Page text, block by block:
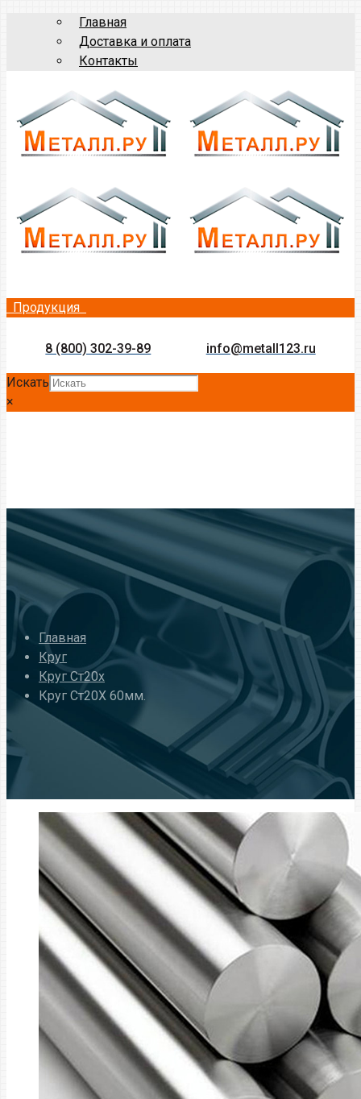
Главная
Доставка и оплата
Контакты
Продукция
8 (800) 302-39-89 info@metall123.ru
Искать
×
Главная
Круг
Круг Ст20x
Круг Ст20Х 60мм.